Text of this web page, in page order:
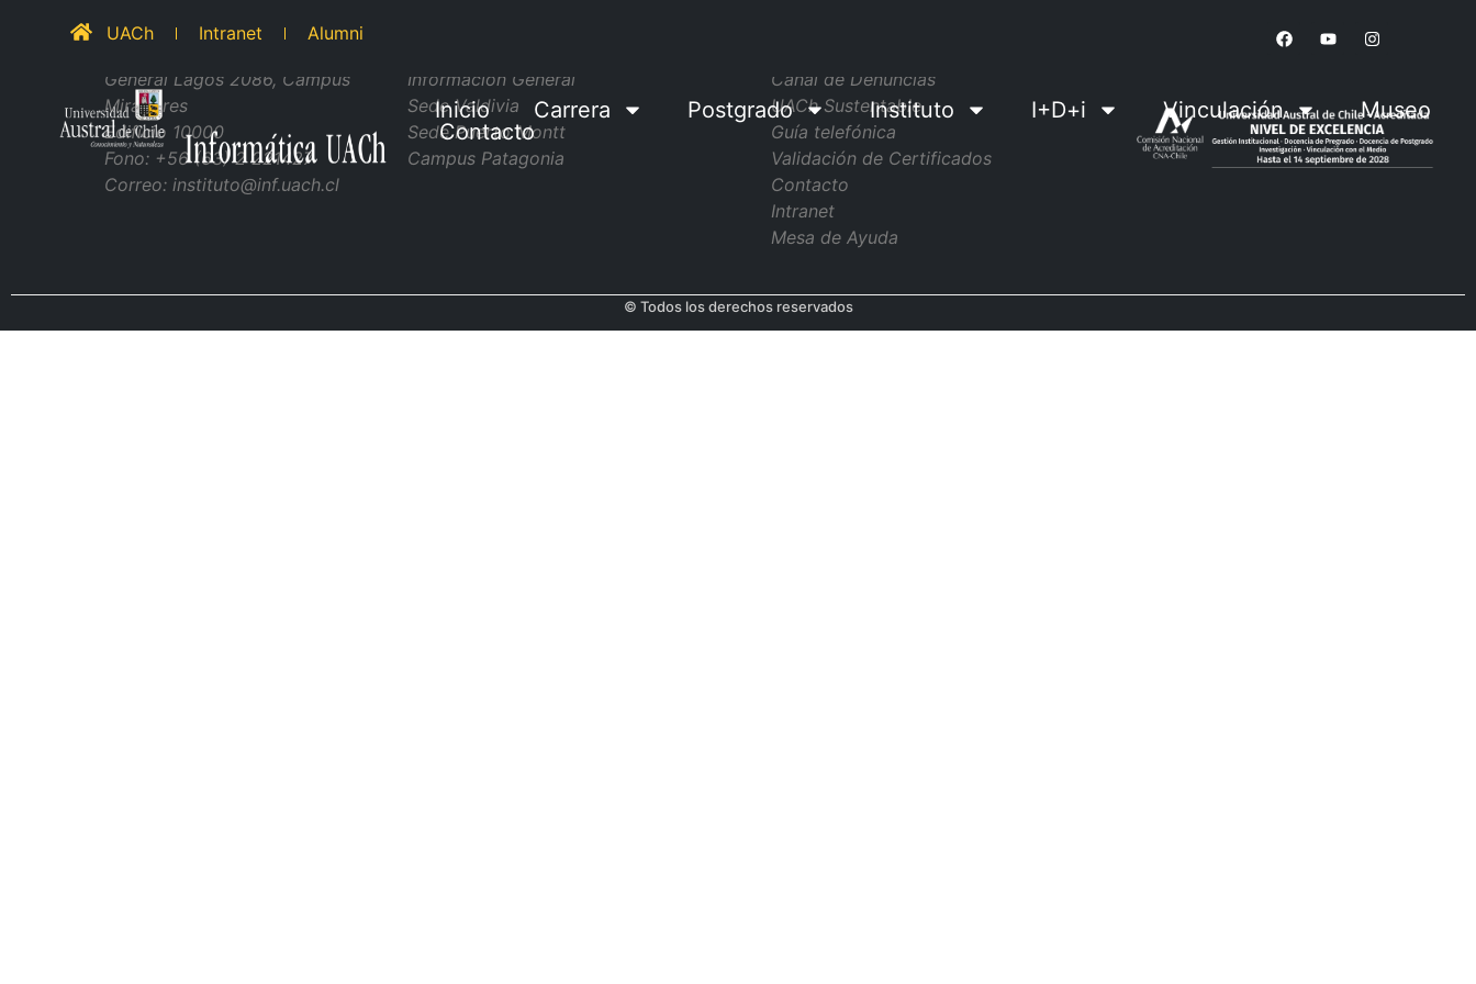
UACh Intranet Alumni
Inicio Carrera Postgrado Instituto I+D+i Vinculación
Museo
Contacto
General Lagos 2086, Campus
Miraflores
Edificio 10000
Fono: +56 (63) 2 221427
Correo: instituto@inf.uach.cl
Información General
Sede Valdivia
Sede Puerto Montt
Campus Patagonia
Canal de Denuncias
UACh Sustentable
Guía telefónica
Validación de Certificados
Contacto
Intranet
Mesa de Ayuda
© Todos los derechos reservados